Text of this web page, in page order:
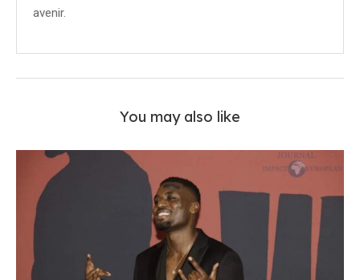
avenir.
You may also like